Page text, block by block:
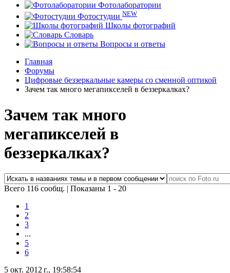
Фотолаборатории
Фотостудии NEW
Школы фотографий
Словарь
Вопросы и ответы
Главная
Форумы
Цифровые беззеркальные камеры со сменной оптикой
Зачем так много мегапикселей в беззеркалках?
Зачем так много
мегапикселей в
беззеркалках?
Всего 116 сообщ. | Показаны 1 - 20
1
2
3
...
5
6
5 окт. 2012 г., 19:58:54